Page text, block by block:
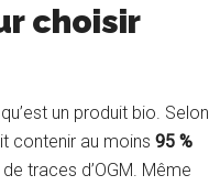
choisir
un produit bio. Selon
contenir au moins 95 %
traces d’OGM. Même